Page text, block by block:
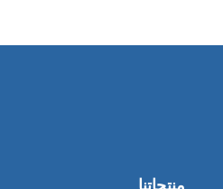
منتجاتنا